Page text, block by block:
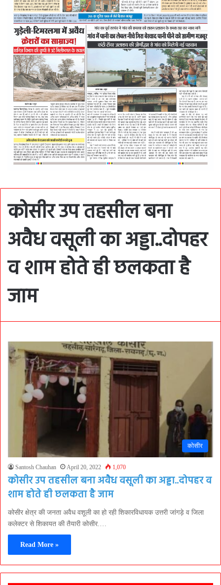
कोसीर उप तहसील बना
अवैध वसूली का अड्डा..दोपहर
व शाम होते ही छलकता है
जाम
कोसीर
Santosh Chauhan April 20, 2022 1,070
कोसीर उप तहसील बना अवैध वसूली का अड्डा..दोपहर व
शाम होते ही छलकता है जाम
कोसीर क्षेत्र की जनता अवैध वशूली का हो रही शिकारविधायक उत्तरी जांगड़े व जिला
कलेक्टर से शिकायत की तैयारी कोसीर.…
Read More »